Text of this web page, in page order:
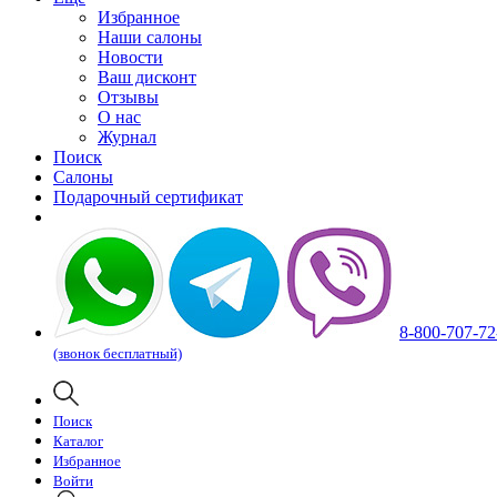
Избранное
Наши салоны
Новости
Ваш дисконт
Отзывы
О нас
Журнал
Поиск
Салоны
Подарочный сертификат
8-800-707-
(звонок бесплатный)
Поиск
Каталог
Избранное
Войти